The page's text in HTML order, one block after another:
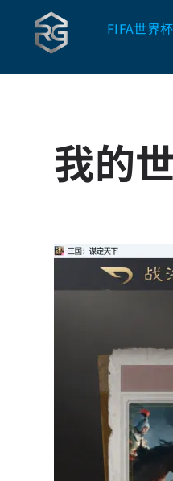
FIFA世界
我的